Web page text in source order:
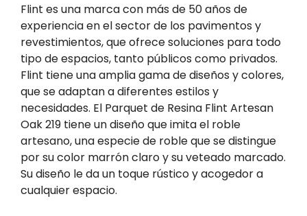
Flint es una marca con más de 50 años de
experiencia en el sector de los pavimentos y
revestimientos, que ofrece soluciones para todo
tipo de espacios, tanto públicos como privados.
Flint tiene una amplia gama de diseños y colores,
que se adaptan a diferentes estilos y
necesidades. El Parquet de Resina Flint Artesan
Oak 219 tiene un diseño que imita el roble
artesano, una especie de roble que se distingue
por su color marrón claro y su veteado marcado.
Su diseño le da un toque rústico y acogedor a
cualquier espacio.